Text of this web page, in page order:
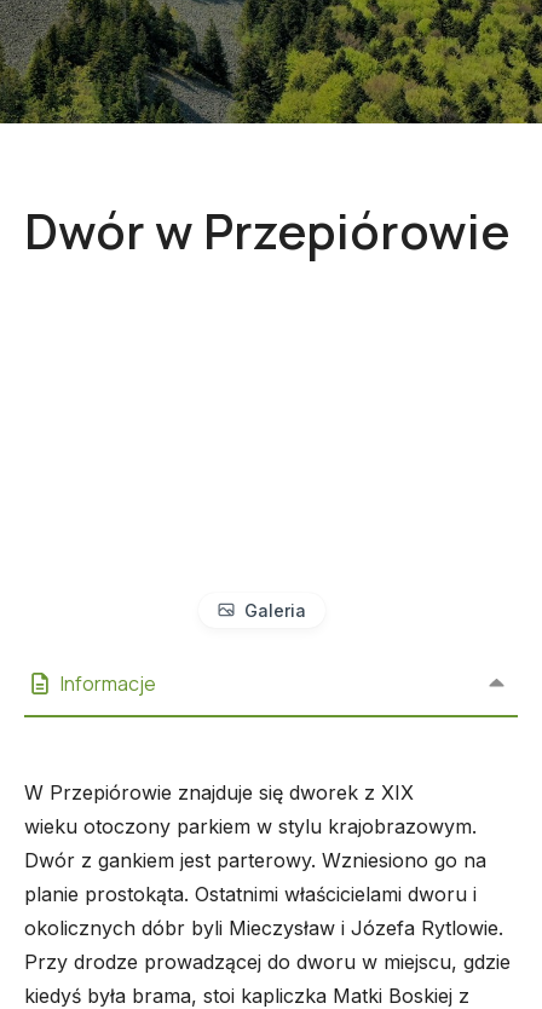
Dwór w Przepiórowie
Galeria
Informacje
W Przepiórowie znajduje się dworek z XIX
wieku otoczony parkiem w stylu krajobrazowym.
Dwór z gankiem jest parterowy. Wzniesiono go na
planie prostokąta. Ostatnimi właścicielami dworu i
okolicznych dóbr byli Mieczysław i Józefa Rytlowie.
Przy drodze prowadzącej do dworu w miejscu, gdzie
kiedyś była brama, stoi kapliczka Matki Boskiej z